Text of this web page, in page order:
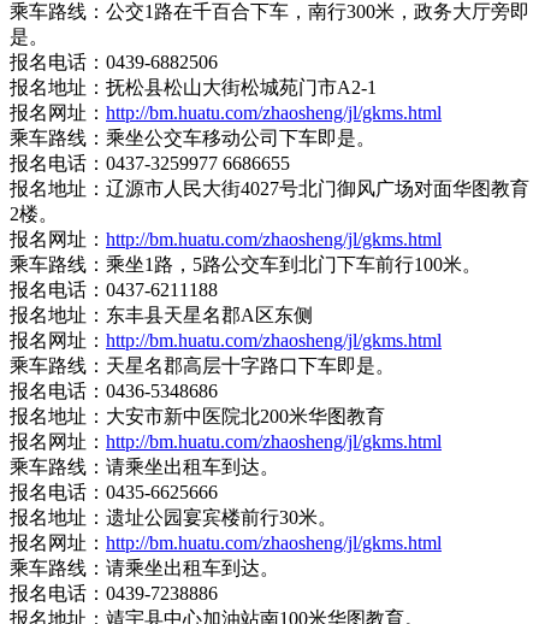
乘车路线：公交1路在千百合下车，南行300米，政务大厅旁即
是。
报名电话：0439-6882506
报名地址：抚松县松山大街松城苑门市A2-1
报名网址： http://bm.huatu.com/zhaosheng/jl/gkms.html
乘车路线：乘坐公交车移动公司下车即是。
报名电话：0437-3259977 6686655
报名地址：辽源市人民大街4027号北门御风广场对面华图教育
2楼。
报名网址： http://bm.huatu.com/zhaosheng/jl/gkms.html
乘车路线：乘坐1路，5路公交车到北门下车前行100米。
报名电话：0437-6211188
报名地址：东丰县天星名郡A区东侧
报名网址： http://bm.huatu.com/zhaosheng/jl/gkms.html
乘车路线：天星名郡高层十字路口下车即是。
报名电话：0436-5348686
报名地址：大安市新中医院北200米华图教育
报名网址： http://bm.huatu.com/zhaosheng/jl/gkms.html
乘车路线：请乘坐出租车到达。
报名电话：0435-6625666
报名地址：遗址公园宴宾楼前行30米。
报名网址： http://bm.huatu.com/zhaosheng/jl/gkms.html
乘车路线：请乘坐出租车到达。
报名电话：0439-7238886
报名地址：靖宇县中心加油站南100米华图教育。